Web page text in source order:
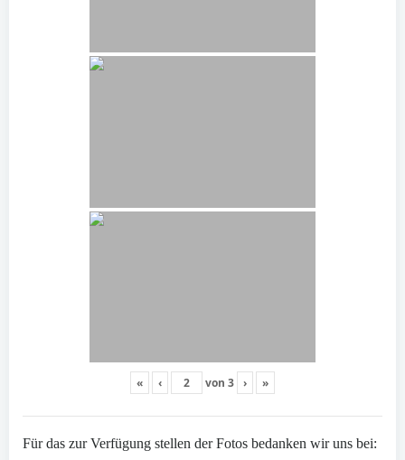
« ‹ von 3 › »
Für das zur Verfügung stellen der Fotos bedanken wir uns bei: